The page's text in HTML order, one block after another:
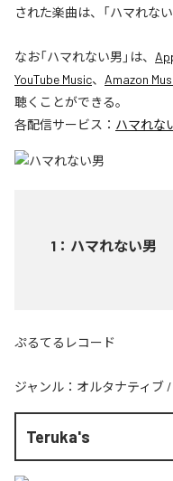
された楽曲は、「ハマれな
なお「ハマれない男 」は、
YouTube Music、 Amazon
聴くことができる。
各配信サービス： ハマれな
1 ： ハマれない男
ぷるてるレコード
ジャンル： オルタナティブ /
Teruka's